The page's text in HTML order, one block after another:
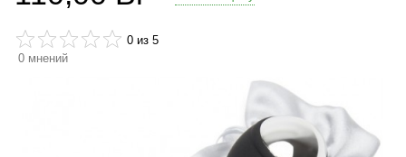
0 из 5
0 мнений